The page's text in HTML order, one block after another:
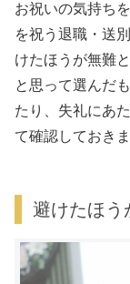
お祝いの気持ち
を祝う退職・送
けたほうが無難
と思って選んだ
たり、失礼にあ
て確認しておきま
避けたほう